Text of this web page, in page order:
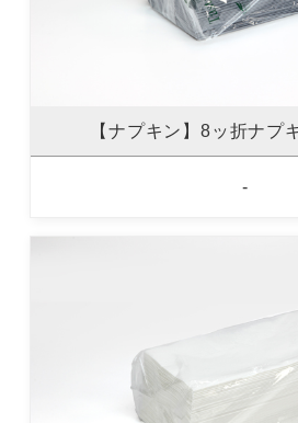
【ナプキン】8ッ折ナプ
-